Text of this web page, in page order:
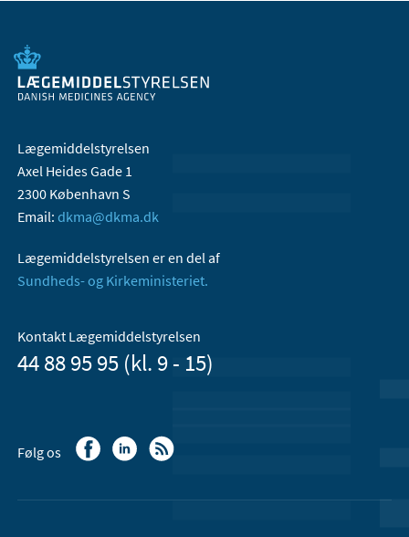
Lægemiddelstyrelsen
Axel Heides Gade 1
2300 København S
Email: dkma@dkma.dk
Lægemiddelstyrelsen er en del af
Sundheds- og Kirkeministeriet.
Kontakt Lægemiddelstyrelsen
44 88 95 95 (kl. 9 - 15)
Følg os